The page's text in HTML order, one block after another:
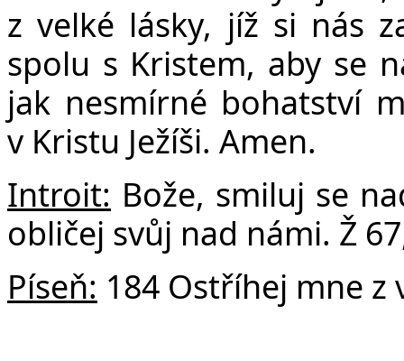
z velké lásky, jíž si nás
spolu s Kristem, aby se
jak nesmírné bohatství
v Kristu Ježíši. Amen.
Introit: Bože, smiluj se
obličej svůj nad námi. Ž
Píseň: 184 Ostříhej mne z